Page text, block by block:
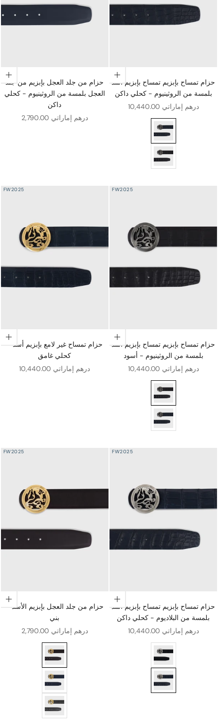
اختيار الخيارات
حزام من جلد العجل بإبزيم من جلد
العجل بلمسة من الروثينيوم - كحلي
داكن
سعر البيع 2,790.00 درهم إماراتي
اختيار الخيارات
حزام تمساح بإبزيم تمساح بإبزيم أسد
بلمسة من الروثينيوم - كحلي داكن
سعر البيع
10,440.00 درهم إماراتي
- كحلي داكن
الروثينيوم - أسود
FW2025
اختيار الخيارات
حزام تمساح غير لامع بإبزيم أسد -
كحلي غامق
سعر البيع
10,440.00 درهم إماراتي
FW2025
اختيار الخيارات
حزام تمساح بإبزيم تمساح بإبزيم أسد
بلمسة من الروثينيوم - أسود
سعر البيع
10,440.00 درهم إماراتي
الروثينيوم - أسود
- كحلي داكن
FW2025
اختيار الخيارات
حزام من جلد العجل بإبزيم الأسد -
بني
سعر البيع 2,790.00 درهم إماراتي
حزام من جلد العجل بإبزيم الأسد - بني
حزام من جلد العجل بإبزيم الأسد - كحلي غامق
حزام من جلد العجل بإبزيم الأسد - أسود
FW2025
اختيار الخيارات
حزام تمساح بإبزيم تمساح بإبزيم أسد
بلمسة من البلاديوم - كحلي داكن
سعر البيع
10,440.00 درهم إماراتي
من البلاديوم - أسود
- كحلي داكن